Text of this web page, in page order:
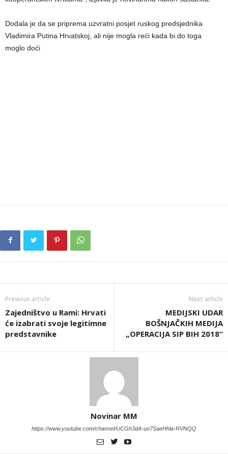
Dodala je da se priprema uzvratni posjet ruskog predsjednika
Vladimira Putina Hrvatskoj, ali nije mogla reći kada bi do toga
moglo doći
Previous article
Zajedništvo u Rami: Hrvati
će izabrati svoje legitimne
predstavnike
Next article
MEDIJSKI UDAR
BOŠNJAČKIH MEDIJA
„OPERACIJA SIP BIH 2018“
Novinar MM
https://www.youtube.com/channel/UCGh3dA-uo7SaeHhla-RVNQQ